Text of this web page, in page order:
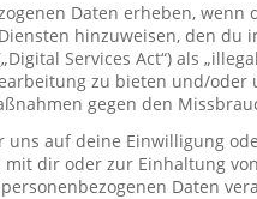
Daten erheben,
hinzuweisen, den du
Services Act“) als
zu bieten und/oder
gegen den
auf deine Einwilligung
dir oder zur Einhaltung
Daten